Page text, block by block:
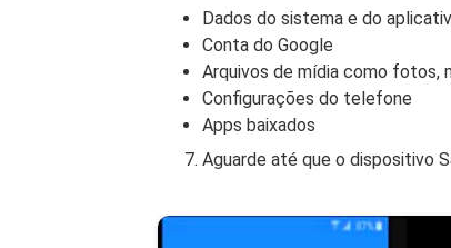
Dados do sistema e do
Conta do Google
Arquivos de mídia como fotos,
Configurações do telefone
Apps baixados
Aguarde até que o dispositivo